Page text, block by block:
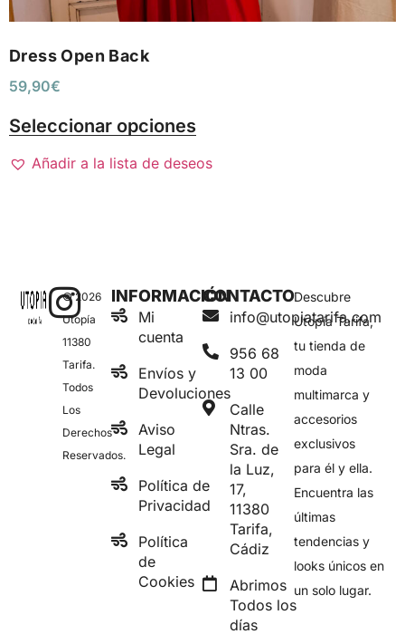
Dress Open Back
59,90€
Seleccionar opciones
Añadir a la lista de deseos
© 2026
Utopía
11380
Tarifa.
Todos
Los
Derechos
Reservados.
Descubre
Utopía Tarifa,
tu tienda de
moda
multimarca y
accesorios
exclusivos
para él y ella.
Encuentra las
últimas
tendencias y
looks únicos en
un solo lugar.
CONTACTO
info@utopiatarifa.com
956 68
13 00
Calle
Ntras.
Sra. de
la Luz,
17,
11380
Tarifa,
Cádiz
Abrimos
Todos los
días
INFORMACIÓN
Mi
cuenta
Envíos y
Devoluciones
Aviso
Legal
Política de
Privacidad
Política
de
Cookies